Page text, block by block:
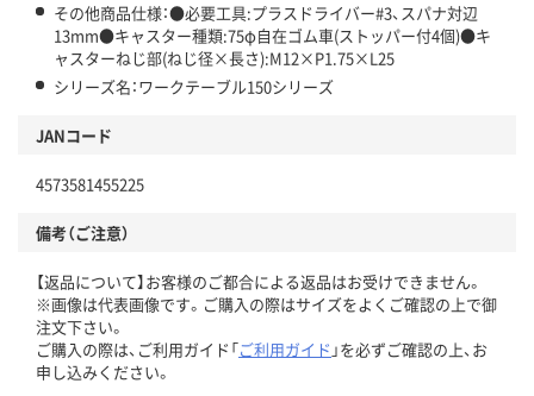
その他商品仕様：●必要工具:プラスドライバー#3、スパナ対辺
13mm●キャスター種類:75φ自在ゴム車(ストッパー付4個)●キ
ャスターねじ部(ねじ径×長さ):M12×P1.75×L25
シリーズ名：ワークテーブル150シリーズ
JANコード
4573581455225
備考（ご注意）
【返品について】お客様のご都合による返品はお受けできません。
※画像は代表画像です。ご購入の際はサイズをよくご確認の上で御
注文下さい。
ご購入の際は、ご利用ガイド「ご利用ガイド 」を必ずご確認の上、お
申し込みください。